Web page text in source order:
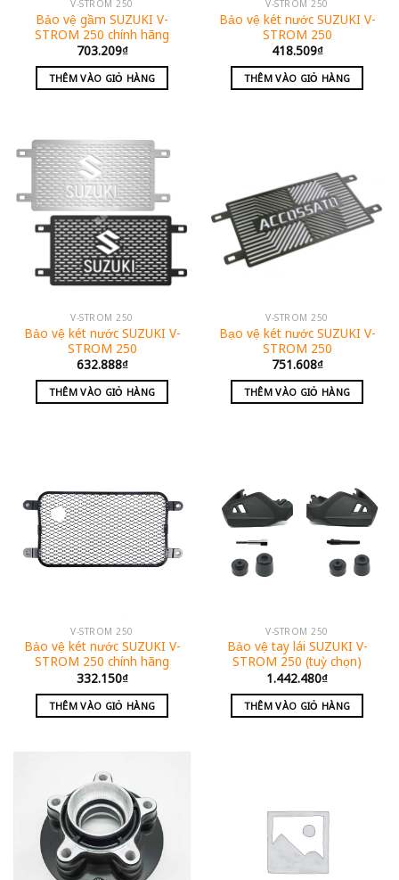
V-STROM 250
Bảo vệ gầm SUZUKI V-
STROM 250 chính hãng
703.209₫
THÊM VÀO GIỎ HÀNG
V-STROM 250
Bảo vệ két nước SUZUKI V-
STROM 250
418.509₫
THÊM VÀO GIỎ HÀNG
V-STROM 250
Bảo vệ két nước SUZUKI V-
STROM 250
632.888₫
THÊM VÀO GIỎ HÀNG
V-STROM 250
Bạo vệ két nước SUZUKI V-
STROM 250
751.608₫
THÊM VÀO GIỎ HÀNG
V-STROM 250
Bảo vệ két nước SUZUKI V-
STROM 250 chính hãng
332.150₫
THÊM VÀO GIỎ HÀNG
V-STROM 250
Bảo vệ tay lái SUZUKI V-
STROM 250 (tuỳ chọn)
1.442.480₫
THÊM VÀO GIỎ HÀNG